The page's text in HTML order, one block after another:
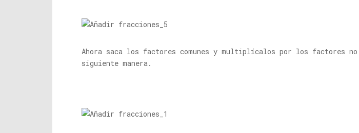
Ahora saca los factores comunes y multiplícalos por los factores
siguiente manera.